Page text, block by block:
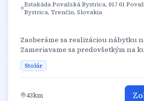
Estakáda Považská Bystrica, 017 01
Bystrica, Trenčín, Slovakia
Zaoberáme sa realizáciou nábytku
Zameriavame sa predovšetkým na
vstavané skrine, šatníky a
Stolár
43km